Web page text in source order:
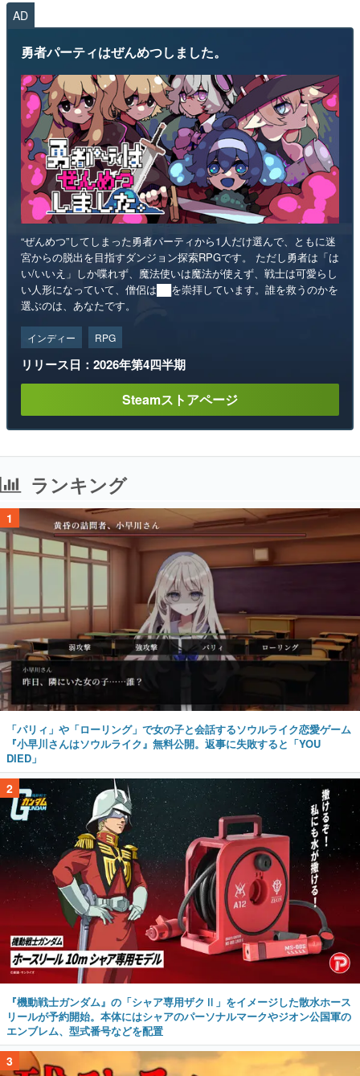
AD
勇者パーティはぜんめつしました。
“ぜんめつ”してしまった勇者パーティから1人だけ選んで、ともに迷
宮からの脱出を目指すダンジョン探索RPGです。 ただし勇者は「は
い/いいえ」しか喋れず、魔法使いは魔法が使えず、戦士は可愛らし
い人形になっていて、僧侶は██を崇拝しています。誰を救うのかを
選ぶのは、あなたです。
インディー RPG
リリース日：2026年第4四半期
Steamストアページ
ランキング
1
「パリィ」や「ローリング」で女の子と会話するソウルライク恋愛ゲーム
『小早川さんはソウルライク』無料公開。返事に失敗すると「YOU
DIED」
2
『機動戦士ガンダム』の「シャア専用ザクⅡ」をイメージした散水ホース
リールが予約開始。本体にはシャアのパーソナルマークやジオン公国軍の
エンブレム、型式番号などを配置
3